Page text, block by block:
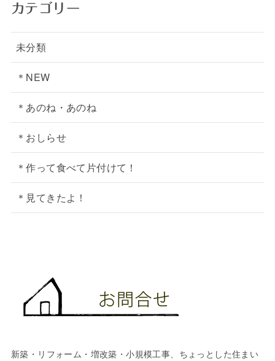
カテゴリー
未分類
＊NEW
＊あのね・あのね
＊おしらせ
＊作って食べて片付けて！
＊見てきたよ！
新築・リフォーム・増改築・小規模工事、ちょっとした住まい